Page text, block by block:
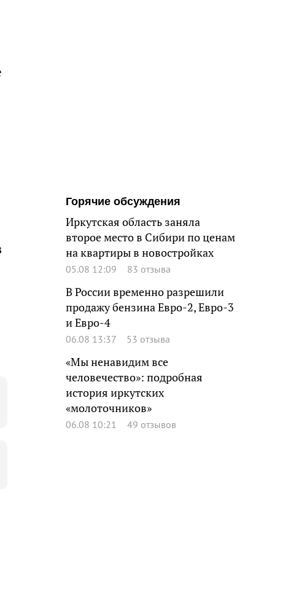
Горячие обсуждения
Иркутская область заняла
второе место в Сибири по ценам
на квартиры в новостройках
05.08 12:09 83 отзыва
В России временно разрешили
продажу бензина Евро-2, Евро-3
и Евро-4
06.08 13:37 53 отзыва
«Мы ненавидим все
человечество»: подробная
история иркутских
«молоточников»
06.08 10:21 49 отзывов